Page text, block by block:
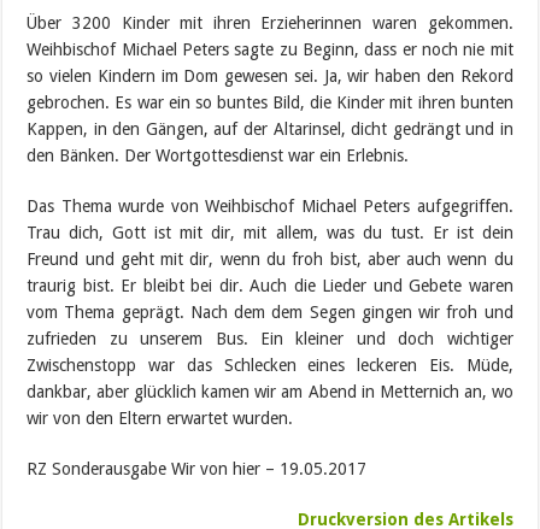
Über 3200 Kinder mit ihren Erzieherinnen waren gekommen.
Weihbischof Michael Peters sagte zu Beginn, dass er noch nie mit
so vielen Kindern im Dom gewesen sei. Ja, wir haben den Rekord
gebrochen. Es war ein so buntes Bild, die Kinder mit ihren bunten
Kappen, in den Gängen, auf der Altarinsel, dicht gedrängt und in
den Bänken. Der Wortgottesdienst war ein Erlebnis.
Das Thema wurde von Weihbischof Michael Peters aufgegriffen.
Trau dich, Gott ist mit dir, mit allem, was du tust. Er ist dein
Freund und geht mit dir, wenn du froh bist, aber auch wenn du
traurig bist. Er bleibt bei dir. Auch die Lieder und Gebete waren
vom Thema geprägt. Nach dem dem Segen gingen wir froh und
zufrieden zu unserem Bus. Ein kleiner und doch wichtiger
Zwischenstopp war das Schlecken eines leckeren Eis. Müde,
dankbar, aber glücklich kamen wir am Abend in Metternich an, wo
wir von den Eltern erwartet wurden.
RZ Sonderausgabe Wir von hier – 19.05.2017
Druckversion des Artikels